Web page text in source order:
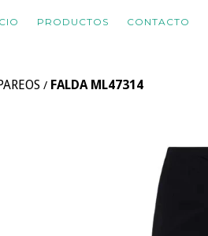
PRODUCTOS CONTACTO
/ FALDA ML47314